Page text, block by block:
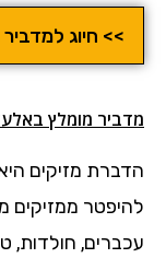
>> חיוג
מדביר מומלץ
הדברת מזיקים
להיפטר ממזיקים
עכברים, חולדות,